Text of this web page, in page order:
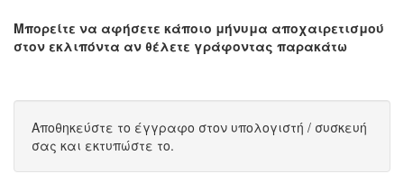
Μπορείτε να αφήσετε κάποιο μήνυμα αποχαιρετισμού
στον εκλιπόντα αν θέλετε γράφοντας παρακάτω
Αποθηκεύστε το έγγραφο στον υπολογιστή / συσκευή
σας και εκτυπώστε το.